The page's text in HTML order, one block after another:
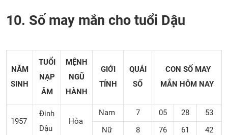
10. Số may mắn cho tuổi Dậu
NĂM
SINH
TUỔI
NẠP
ÂM
MỆNH
NGŨ
HÀNH
GIỚI
TÍNH
QUÁI
SỐ
CON SỐ MAY
MẮN HÔM NAY
1957
Đinh
Dậu
Hỏa
Nam 7 05 28
53
Nữ
8 76 61 42